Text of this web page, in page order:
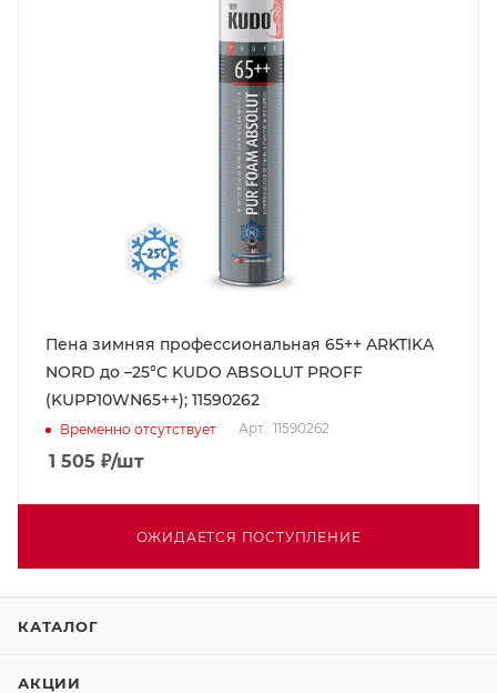
Пена зимняя профессиональная 65++ ARKTIKA
NORD до –25°С KUDO ABSOLUT PROFF
(KUPP10WN65++); 11590262
Временно отсутствует Арт.: 11590262
1 505 ₽/шт
ОЖИДАЕТСЯ ПОСТУПЛЕНИЕ
КАТАЛОГ
АКЦИИ